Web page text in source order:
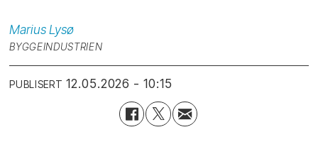
Marius Lysø
BYGGEINDUSTRIEN
PUBLISERT 12.05.2026 - 10:15